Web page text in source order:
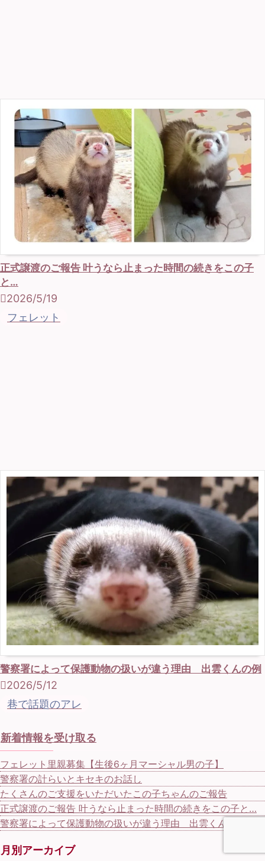
正式譲渡のご報告 叶うなら止まった時間の続きをこの子
と…
2026/5/19
フェレット
警察署によって保護動物の扱いが違う理由 出雲くんの例
2026/5/12
巷で話題のアレ
新着情報を受け取る
フェレット里親募集【生後6ヶ月マーシャル男の子】
警察署の計らいとキセキのお話し
たくさんのご支援をいただいたこの子ちゃんのご報告
正式譲渡のご報告 叶うなら止まった時間の続きをこの子と…
警察署によって保護動物の扱いが違う理由 出雲くんの例
月別アーカイブ